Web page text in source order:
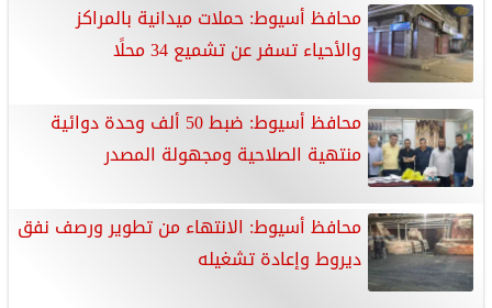
محافظ أسيوط: حملات ميدانية بالمراكز
والأحياء تسفر عن تشميع 34 محلًا
محافظ أسيوط: ضبط 50 ألف وحدة دوائية
منتهية الصلاحية ومجهولة المصدر
محافظ أسيوط: الانتهاء من تطوير ورصف نفق
ديروط وإعادة تشغيله